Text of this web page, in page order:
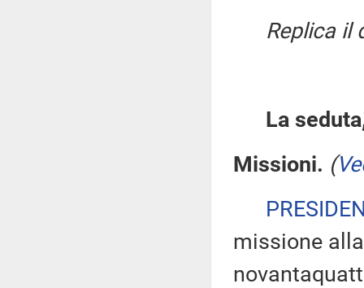
Replica il
La
Missioni. (
missione